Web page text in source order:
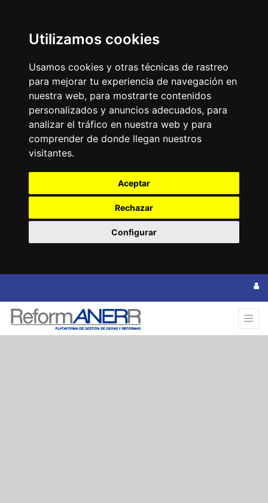
Utilizamos cookies
Usamos cookies y otras técnicas de rastreo
para mejorar tu experiencia de navegación en
nuestra web, para mostrarte contenidos
personalizados y anuncios adecuados, para
analizar el tráfico en nuestra web y para
comprender de donde llegan nuestros
visitantes.
Aceptar
Rechazar
Configurar